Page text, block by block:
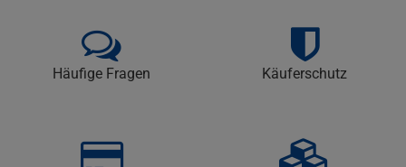
Häufige Fragen Käuferschutz